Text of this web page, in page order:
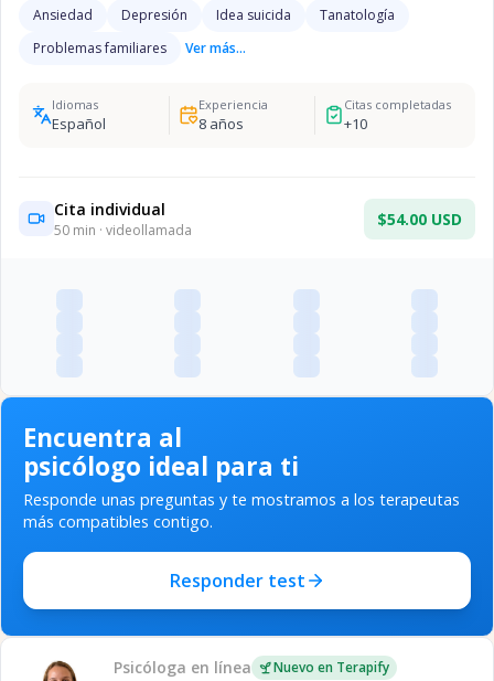
Ansiedad Depresión Idea suicida
Tanatología
Problemas familiares
Ver más...
Idiomas
Español
Experiencia
8años
Citas completadas
+10
Cita individual
50 min · videollamada
$54.00 USD
Encuentra al
psicólogo ideal para ti
Responde unas preguntas y te mostramos a los terapeutas
más compatibles contigo.
Responder test
Psicóloga en línea Nuevo en Terapify